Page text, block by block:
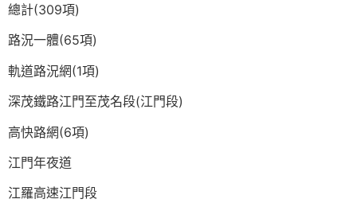
總計(309項)
路況一體(65項)
軌道路況網(1項)
深茂鐵路江門至茂名段(江門段)
高快路網(6項)
江門年夜道
江羅高速江門段